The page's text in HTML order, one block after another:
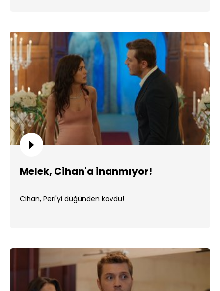
Melek, Cihan'a inanmıyor!
Cihan, Peri'yi düğünden kovdu!